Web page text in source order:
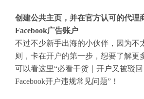
创建公共主页，并在官方认可的代理
Facebook广告账户
不过不少新手出海的小伙伴，因为不
则，卡在开户的第一步，想要了解更
可以看这里“必看干货｜开户又被驳
Facebook开户违规常见问题”！